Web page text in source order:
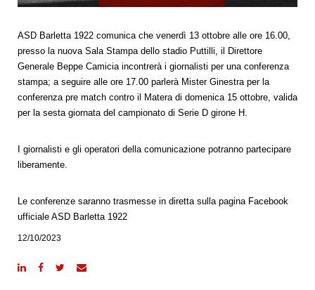
ASD Barletta 1922 comunica che venerdì 13 ottobre alle ore 16.00,
presso la nuova Sala Stampa dello stadio Puttilli, il Direttore
Generale Beppe Camicia incontrerà i giornalisti per una conferenza
stampa; a seguire alle ore 17.00 parlerà Mister Ginestra per la
conferenza pre match contro il Matera di domenica 15 ottobre, valida
per la sesta giornata del campionato di Serie D girone H.
I giornalisti e gli operatori della comunicazione potranno partecipare
liberamente.
Le conferenze saranno trasmesse in diretta sulla pagina Facebook
ufficiale ASD Barletta 1922
12/10/2023